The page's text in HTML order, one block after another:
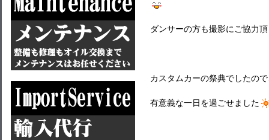
ダンサーの方も撮影にご協力
カスタムカーの祭典でしたの
有意義な一日を過ごせました